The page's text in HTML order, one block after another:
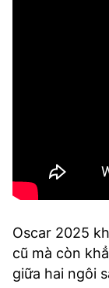
Oscar 2025
cũ mà còn
giữa hai ngôi